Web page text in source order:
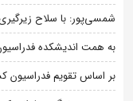
شمسی‌پور: با سلاح
به همت اندیشکده
بر اساس تقویم فدراسیون